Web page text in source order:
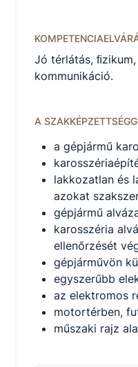
Jó térlátás,
kommunikáció.
A
a gépjármű
lakkozatlan és
azokat
gépjármű
karosszéria
ellenőrzését
gépjárművön
egyszerűbb
az elektromos
motortérben,
műszaki rajz